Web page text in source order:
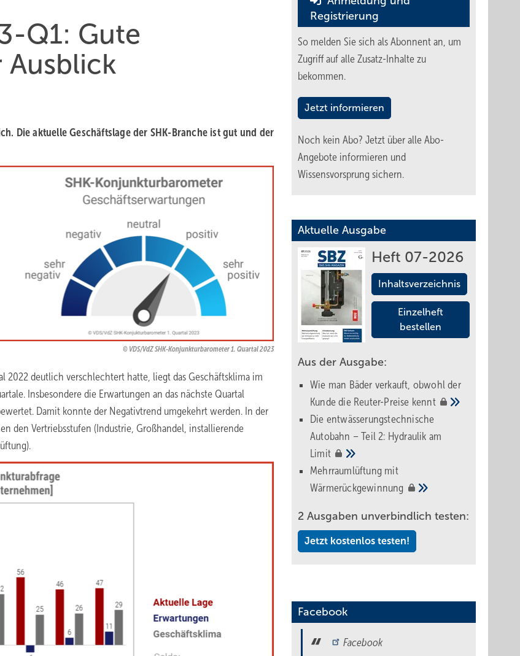
Q1: Gute
Ausblick
Die aktuelle Geschäftslage der SHK-Branche ist gut und der
VDS/VdZ SHK-Konjunkturbarometer 1. Quartal 2023
2022 deutlich verschlechtert hatte, liegt das Geschäftsklima im
Insbesondere die Erwartungen an das nächste Quartal
Damit konnte der Negativtrend umgekehrt werden. In der
den Vertriebsstufen (Industrie, Großhandel, installierende
Registrierung
So melden Sie sich als Abonnent an, um
Zugriff auf alle Zusatz-Inhalte zu
bekommen.
Jetzt informieren
Noch kein Abo? Jetzt über alle Abo-
Angebote informieren und
Wissensvorsprung sichern.
Aktuelle Ausgabe
Heft 07-2026
Inhaltsverzeichnis
Einzelheft
bestellen
Aus der Ausgabe:
Wie man Bäder verkauft, obwohl der
Kunde die Reuter-Preise kennt
Die entwässerungstechnische
Autobahn – Teil 2: Hydraulik am
Limit
Mehrraumlüftung mit
Wärmerückgewinnung
2 Ausgaben unverbindlich testen:
Jetzt kostenlos testen!
Facebook
Facebook